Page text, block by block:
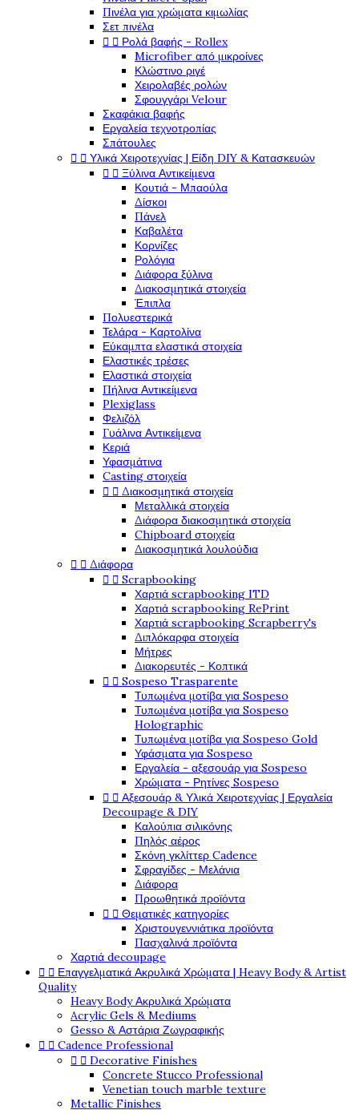
Πινέλα για χρώματα κιμωλίας
Σετ πινέλα
  Ρολά βαφής - Rollex
Microfiber από μικροίνες
Κλώστινο ριγέ
Χειρολαβές ρολών
Σφουγγάρι Velour
Σκαφάκια βαφής
Εργαλεία τεχνοτροπίας
Σπάτουλες
  Υλικά Χειροτεχνίας | Είδη DIY & Κατασκευών
  Ξύλινα Αντικείμενα
Κουτιά - Μπαούλα
Δίσκοι
Πάνελ
Καβαλέτα
Κορνίζες
Ρολόγια
Διάφορα ξύλινα
Διακοσμητικά στοιχεία
Έπιπλα
Πολυεστερικά
Τελάρα - Καρτολίνα
Εύκαμπτα ελαστικά στοιχεία
Ελαστικές τρέσες
Ελαστικά στοιχεία
Πήλινα Αντικείμενα
Plexiglass
Φελιζόλ
Γυάλινα Αντικείμενα
Κεριά
Υφασμάτινα
Casting στοιχεία
  Διακοσμητικά στοιχεία
Μεταλλικά στοιχεία
Διάφορα διακοσμητικά στοιχεία
Chipboard στοιχεία
Διακοσμητικά λουλούδια
  Διάφορα
  Scrapbooking
Χαρτιά scrapbooking ITD
Χαρτιά scrapbooking RePrint
Χαρτιά scrapbooking Scrapberry's
Διπλόκαρφα στοιχεία
Μήτρες
Διακορευτές - Κοπτικά
  Sospeso Trasparente
Τυπωμένα μοτίβα για Sospeso
Τυπωμένα μοτίβα για Sospeso
Holographic
Τυπωμένα μοτίβα για Sospeso Gold
Υφάσματα για Sospeso
Εργαλεία - αξεσουάρ για Sospeso
Χρώματα - Ρητίνες Sospeso
  Αξεσουάρ & Υλικά Χειροτεχνίας | Εργαλεία
Decoupage & DIY
Καλούπια σιλικόνης
Πηλός αέρος
Σκόνη γκλίττερ Cadence
Σφραγίδες - Μελάνια
Διάφορα
Προωθητικά προϊόντα
  Θεματικές κατηγορίες
Χριστουγεννιάτικα προϊόντα
Πασχαλινά προϊόντα
Χαρτιά decoupage
  Επαγγελματικά Ακρυλικά Χρώματα | Heavy Body & Artist
Quality
Heavy Body Ακρυλικά Χρώματα
Acrylic Gels & Mediums
Gesso & Αστάρια Ζωγραφικής
  Cadence Professional
  Decorative Finishes
Concrete Stucco Professional
Venetian touch marble texture
Metallic Finishes